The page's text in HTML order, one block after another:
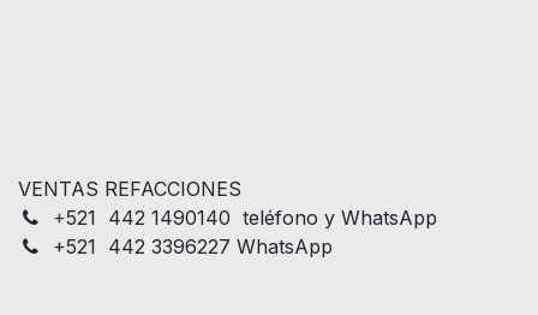
VENTAS REFACCIONES
+521 442 1490140 teléfono y WhatsApp
+521 442 3396227 WhatsApp